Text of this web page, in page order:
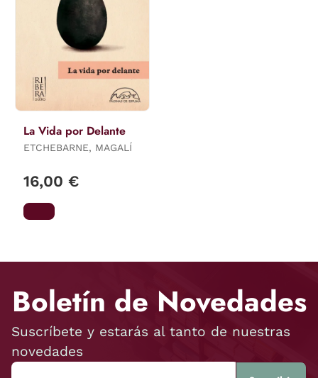
La Vida por Delante
ETCHEBARNE, MAGALÍ
16,00 €
Boletín de Novedades
Suscríbete y estarás al tanto de nuestras
novedades